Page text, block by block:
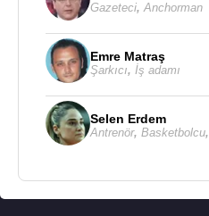
Gazeteci, Anchorman
Emre Matraş
Şarkıcı, İş adamı
Selen Erdem
Antrenör, Basketbolcu,